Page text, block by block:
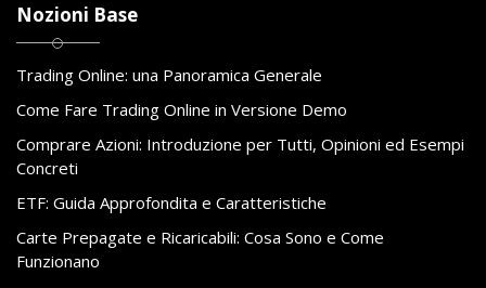
Nozioni Base
Trading Online: una Panoramica Generale
Come Fare Trading Online in Versione Demo
Comprare Azioni: Introduzione per Tutti, Opinioni ed Esempi
Concreti
ETF: Guida Approfondita e Caratteristiche
Carte Prepagate e Ricaricabili: Cosa Sono e Come
Funzionano